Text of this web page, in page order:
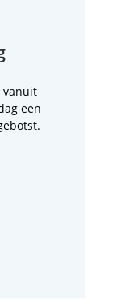
vanuit
een